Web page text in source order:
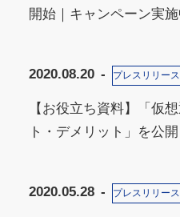
開始｜キャンペーン実施
2020.08.20 プレスリリース
【お役立ち資料】「仮
ト・デメリット」を公
2020.05.28 プレスリリース